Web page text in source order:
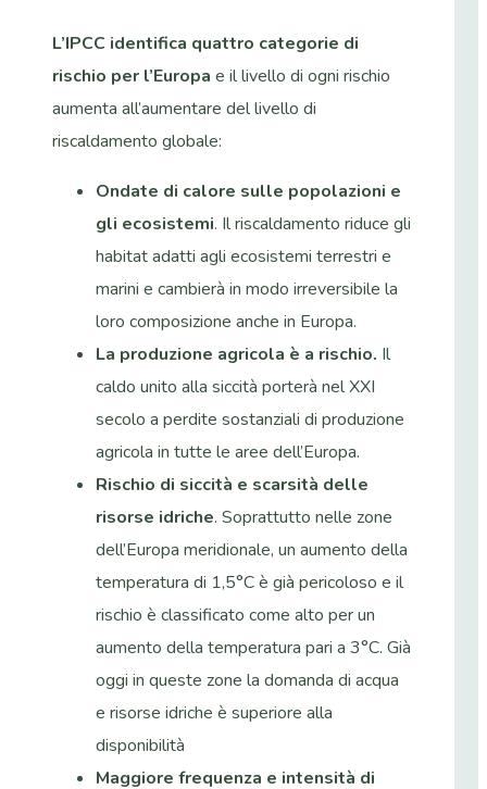
L’IPCC identifica quattro categorie di
rischio per l’Europa e il livello di ogni rischio
aumenta all’aumentare del livello di
riscaldamento globale:
Ondate di calore sulle popolazioni e
gli ecosistemi. Il riscaldamento riduce gli
habitat adatti agli ecosistemi terrestri e
marini e cambierà in modo irreversibile la
loro composizione anche in Europa.
La produzione agricola è a rischio. Il
caldo unito alla siccità porterà nel XXI
secolo a perdite sostanziali di produzione
agricola in tutte le aree dell’Europa.
Rischio di siccità e scarsità delle
risorse idriche. Soprattutto nelle zone
dell’Europa meridionale, un aumento della
temperatura di 1,5°C è già pericoloso e il
rischio è classificato come alto per un
aumento della temperatura pari a 3°C. Già
oggi in queste zone la domanda di acqua
e risorse idriche è superiore alla
disponibilità
Maggiore frequenza e intensità di